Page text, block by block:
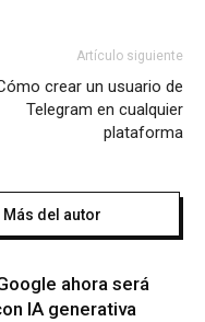
Artículo siguiente
crear un usuario de
Telegram en cualquier
plataforma
Más del autor
ahora será
IA generativa